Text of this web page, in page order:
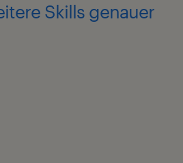
Skills genauer